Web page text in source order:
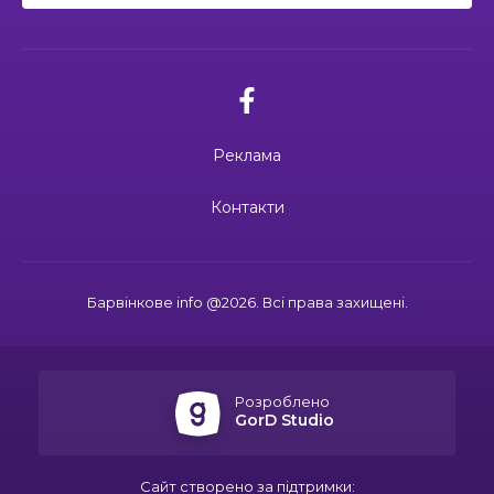
04:27
Барвінківського ліцею №1 пройшли фахове
Спільними зусиллями заради дітей: у
Барвінковому створили сучасний творчий
Поки звучить материнська молитва,
живе пам’ять
життя зупинився на цифрі 24
Барвінкове info @2026. Всі права захищені.
Реклама
Контакти
Розроблено
GorD Studio
Сайт створено за підтримки: